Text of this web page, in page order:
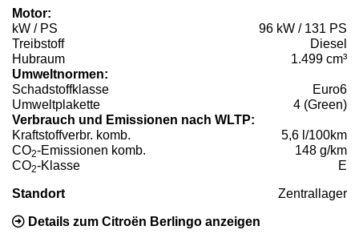
Motor:
kW / PS
96 kW / 131 PS
Treibstoff
Diesel
Hubraum
1.499 cm³
Umweltnormen:
Schadstoffklasse
Euro6
Umweltplakette
4 (Green)
Verbrauch und Emissionen nach WLTP:
Kraftstoffverbr. komb.
5,6 l/100km
CO2-Emissionen komb.
148 g/km
CO2-Klasse E
Standort Zentrallager
Details zum Citroën Berlingo anzeigen